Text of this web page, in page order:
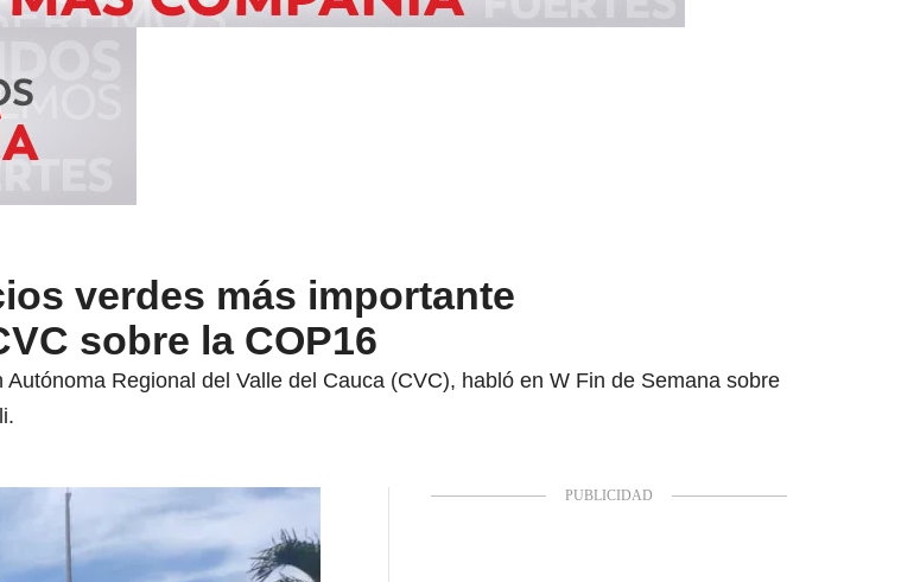
verdes más importante
sobre la COP16
Regional del Valle del Cauca (CVC), habló en W Fin de Semana sobre